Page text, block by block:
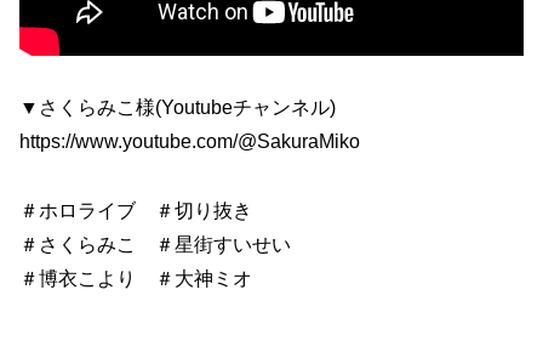
▼さくらみこ様(Youtubeチャンネル)
https://www.youtube.com/@SakuraMiko
＃ホロライブ ＃切り抜き
＃さくらみこ ＃星街すいせい
＃博衣こより ＃大神ミオ